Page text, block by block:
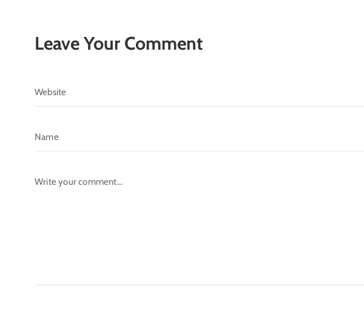
Leave Your Comment